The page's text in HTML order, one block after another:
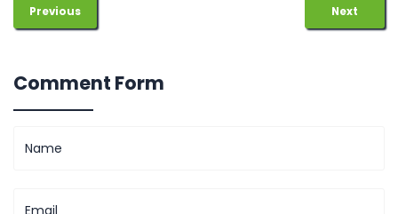
Previous Next
Comment Form